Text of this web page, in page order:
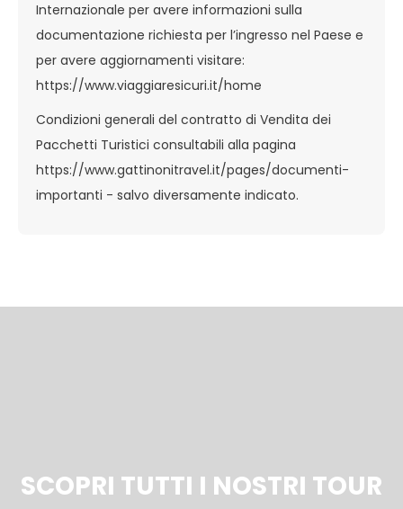
Internazionale per avere informazioni sulla
documentazione richiesta per l’ingresso nel Paese e
per avere aggiornamenti visitare:
https://www.viaggiaresicuri.it/home
Condizioni generali del contratto di Vendita dei
Pacchetti Turistici consultabili alla pagina
https://www.gattinonitravel.it/pages/documenti-
importanti - salvo diversamente indicato.
SCOPRI TUTTI I NOSTRI TOUR